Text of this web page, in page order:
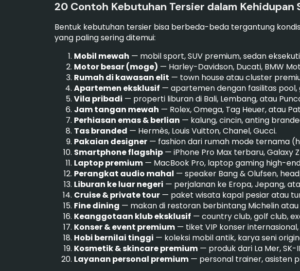
20 Contoh Kebutuhan Tersier dalam Kehidupan
Bentuk kebutuhan tersier bisa berbeda-beda tergantung
yang paling sering ditemui:
Mobil mewah — mobil sport, SUV premium, sedan
Motor besar (moge) — Harley-Davidson, Ducati, BMW
Rumah di kawasan elit — town house atau cluster
Apartemen eksklusif — apartemen dengan fasilitas pool,
Vila pribadi — properti liburan di Bali, Lembang, atau
Jam tangan mewah — Rolex, Omega, Tag Heuer, atau
Perhiasan emas & berlian — kalung, cincin, anting
Tas branded — Hermès, Louis Vuitton, Chanel, Gucci.
Pakaian designer — fashion dari rumah mode ternama
Smartphone flagship — iPhone Pro Max terbaru, Galaxy
Laptop premium — MacBook Pro, laptop gaming high-
Perangkat audio mahal — speaker Bang & Olufsen,
Liburan ke luar negeri — perjalanan ke Eropa, Jepang,
Cruise & private tour — paket wisata kapal pesiar atau
Fine dining — makan di restoran berbintang Michelin
Keanggotaan klub eksklusif — country club, golf club,
Konser & event premium — tiket VIP konser
Hobi bernilai tinggi — koleksi mobil antik, karya seni
Kosmetik & skincare premium — produk dari La Mer,
Layanan personal premium — personal trainer, asisten